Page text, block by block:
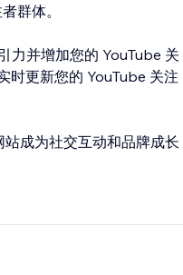
群体。
力并增加您的 YouTube 关
时更新您的 YouTube 关注
成为社交互动和品牌成长